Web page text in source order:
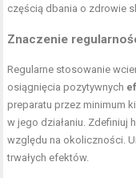
częścią dbania o zdrowie
Znaczenie
Regularne stosowanie
osiągnięcia pozytywnych
preparatu przez minimum
w jego działaniu. Zdefiniuj
względu na okoliczności.
trwałych efektów.